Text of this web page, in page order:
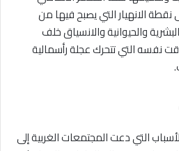
نقطة الانهيار التي يصبح فيها من
والحيوانية والانسياق خلف
نفسه التي تتحرك عجلة رأسمالية
التي دعت المجتمعات الغربية إلى